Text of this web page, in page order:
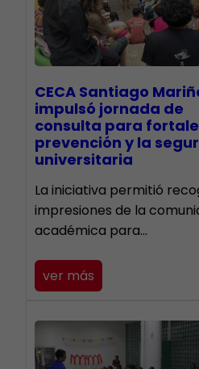
CECA Santiago
impulsó jornada de
consulta para
prevención y la
universitaria
La iniciativa permitió
impresiones de la
académica para…
ver más